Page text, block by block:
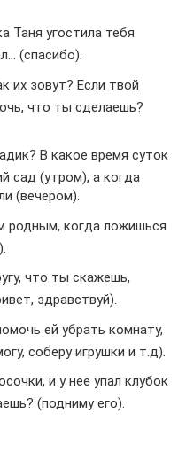
Таня угостила тебя
(спасибо).
их зовут? Если твой
что ты сделаешь?
В какое время суток
сад (утром), а когда
(вечером).
родным, когда ложишься
что ты скажешь,
здравствуй).
ей убрать комнату,
соберу игрушки и т.д).
и у нее упал клубок
(подниму его).